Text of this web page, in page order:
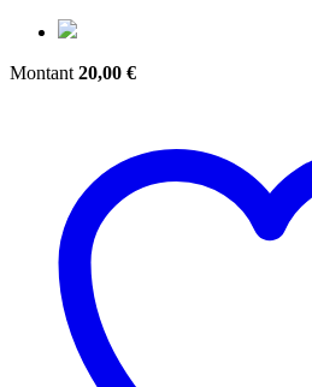
Montant 20,00 €